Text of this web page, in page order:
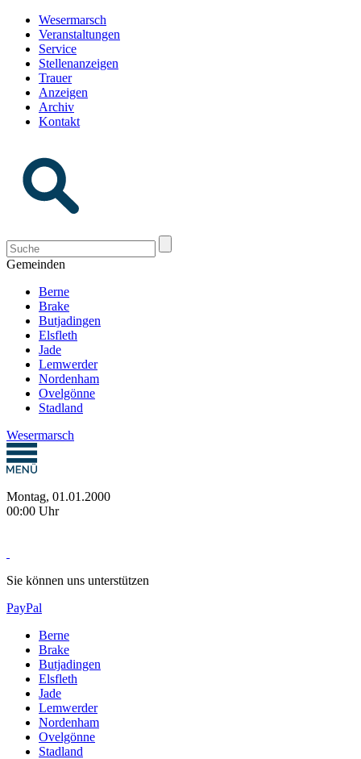
Wesermarsch
Veranstaltungen
Service
Stellenanzeigen
Trauer
Anzeigen
Archiv
Kontakt
Gemeinden
Berne
Brake
Butjadingen
Elsfleth
Jade
Lemwerder
Nordenham
Ovelgönne
Stadland
Wesermarsch
Montag, 01.01.2000
00:00 Uhr
Sie können uns unterstützen
PayPal
Berne
Brake
Butjadingen
Elsfleth
Jade
Lemwerder
Nordenham
Ovelgönne
Stadland